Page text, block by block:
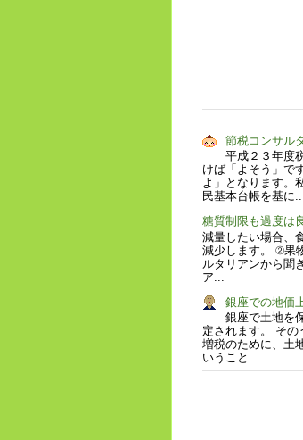
節税コンサル
平成２３年度
けば「よそう」で
よ」となります。
民基本台帳を基に
糖質制限も過度は
減量したい場合、
減少します。 ②果
ルタリアンから聞
ア...
銀座での地価
銀座で土地を
定されます。 そ
増税のために、土
いうこと...